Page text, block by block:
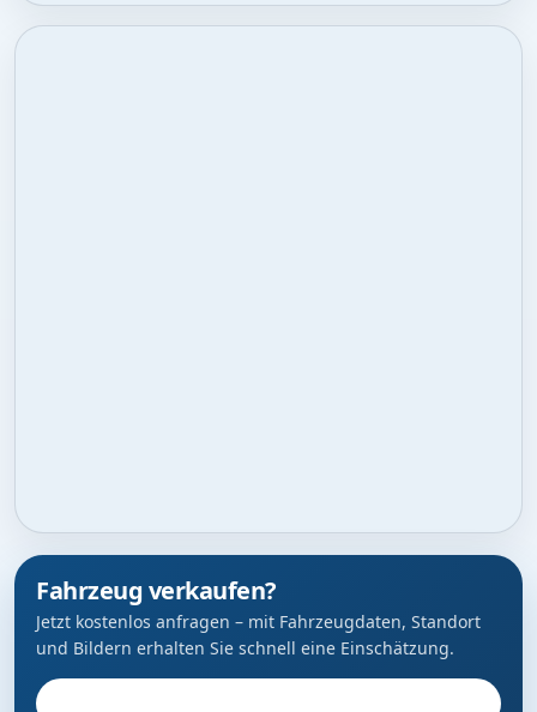
Fahrzeug verkaufen?
Jetzt kostenlos anfragen – mit Fahrzeugdaten, Standort
und Bildern erhalten Sie schnell eine Einschätzung.